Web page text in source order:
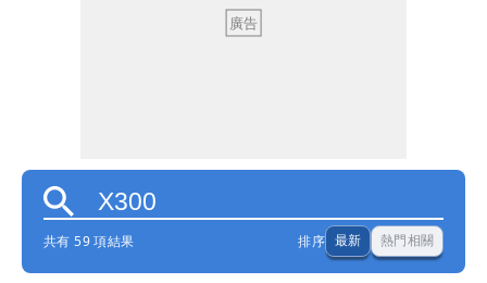
共有 59 項結果 排序 最新 熱門相關